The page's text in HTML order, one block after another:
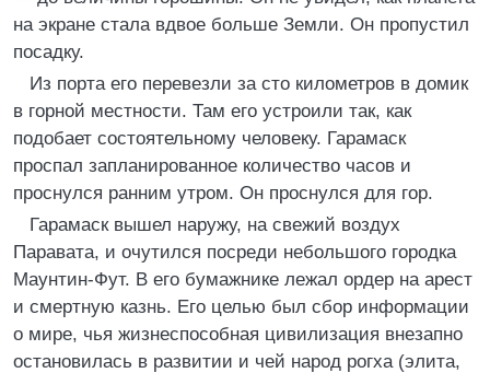
на экране стала вдвое больше Земли. Он пропустил
посадку.
Из порта его перевезли за сто километров в домик
в горной местности. Там его устроили так, как
подобает состоятельному человеку. Гарамаск
проспал запланированное количество часов и
проснулся ранним утром. Он проснулся для гор.
Гарамаск вышел наружу, на свежий воздух
Паравата, и очутился посреди небольшого городка
Маунтин-Фут. В его бумажнике лежал ордер на арест
и смертную казнь. Его целью был сбор информации
о мире, чья жизнеспособная цивилизация внезапно
остановилась в развитии и чей народ рогха (элита,